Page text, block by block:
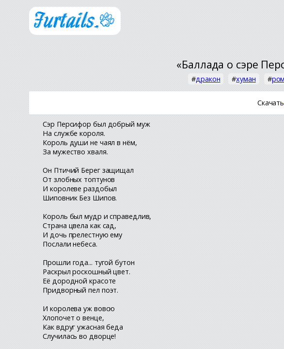
«Баллада о сэре
#дракон #хуман #
Сэр Персифор был добрый муж
На службе короля.
Король души не чаял в нём,
За мужество хваля.
Он Птичий Берег защищал
От злобных топтунов
И королеве раздобыл
Шиповник Без Шипов.
Король был мудр и справедлив,
Страна цвела как сад,
И дочь прелестную ему
Послали небеса.
Прошли года... тугой бутон
Раскрыл роскошный цвет.
Её дородной красоте
Придворный пел поэт.
И королева уж вовсю
Хлопочет о венце,
Как вдруг ужасная беда
Случилась во дворце!